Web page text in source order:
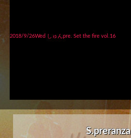
2018/9/26Wed しゅんpre. Set the fire vol.16
S.preranza